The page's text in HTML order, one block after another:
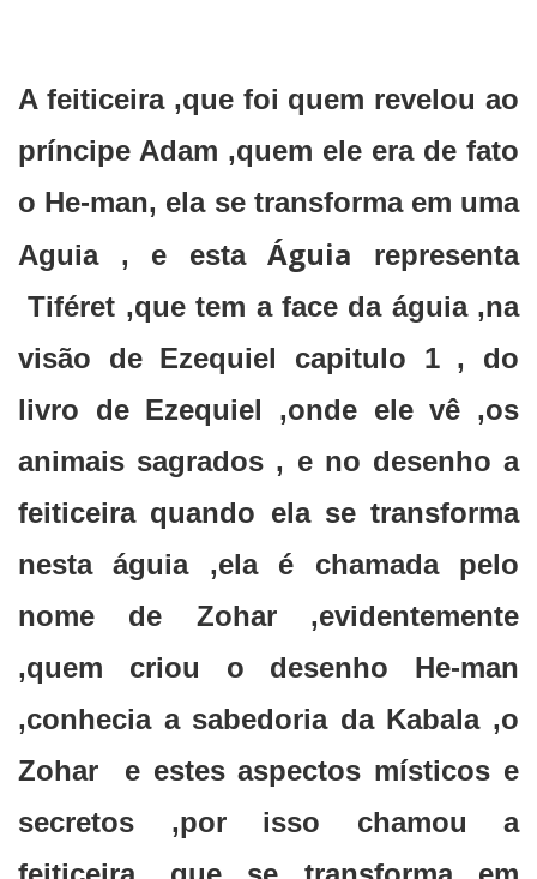
A feiticeira ,que foi quem revelou ao
príncipe Adam ,quem ele era de fato
o He-man, ela se transforma em uma
Aguia , e estaÁguia representa
Tiféret ,que tem a face da águia ,na
visão de Ezequiel capitulo 1 , do
livro de Ezequiel ,onde ele vê ,os
animais sagrados , e no desenho a
feiticeira quando ela se transforma
nesta águia ,ela é chamada pelo
nome de Zohar ,evidentemente
,quem criou o desenho He-man
,conhecia a sabedoria da Kabala ,o
Zohar e estes aspectos místicos e
secretos ,por isso chamou a